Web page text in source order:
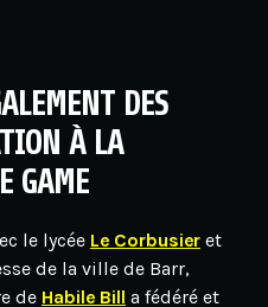
DES
À LA
GAME
le lycée Le Corbusieret
de la ville de Barr,
de Habile Bill a fédéré et